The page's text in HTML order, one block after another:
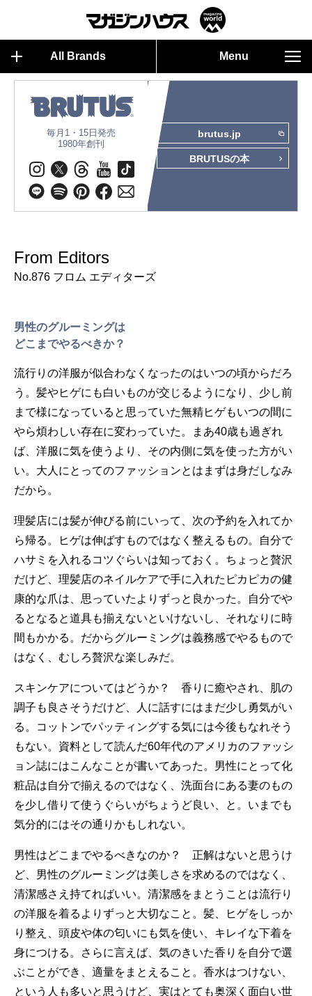
All Brands Menu
毎月1・15日発売
1980年創刊
brutus.jp
BRUTUSの本
From Editors
No.876 フロム エディターズ
男性のグルーミングは
どこまでやるべきか？
流行りの洋服が似合わなくなったのはいつの頃からだろ
う。髪やヒゲにも白いものが交じるようになり、少し前
まで様になっていると思っていた無精ヒゲもいつの間に
やら煩わしい存在に変わっていた。まあ40歳も過ぎれ
ば、洋服に気を使うより、その内側に気を使った方がい
い。大人にとってのファッションとはまずは身だしなみ
だから。
理髪店には髪が伸びる前にいって、次の予約を入れてか
ら帰る。ヒゲは伸ばすものではなく整えるもの。自分で
ハサミを入れるコツぐらいは知っておく。ちょっと贅沢
だけど、理髪店のネイルケアで手に入れたピカピカの健
康的な爪は、思っていたよりずっと良かった。自分でや
るとなると道具も揃えないといけないし、それなりに時
間もかかる。だからグルーミングは義務感でやるもので
はなく、むしろ贅沢な楽しみだ。
スキンケアについてはどうか？ 香りに癒やされ、肌の
調子も良さそうだけど、人に話すにはまだ少し勇気がい
る。コットンでパッティングする気には今後もなれそう
もない。資料として読んだ60年代のアメリカのファッシ
ョン誌にはこんなことが書いてあった。男性にとって化
粧品は自分で揃えるのではなく、洗面台にある妻のもの
を少し借りて使うぐらいがちょうど良い、と。いまでも
気分的にはその通りかもしれない。
男性はどこまでやるべきなのか？ 正解はないと思うけ
ど、男性のグルーミングは美しさを求めるのではなく、
清潔感さえ持てればいい。清潔感をまとうことは流行り
の洋服を着るよりずっと大切なこと。髪、ヒゲをしっか
り整え、頭皮や体の匂いにも気を使い、キレイな下着を
身につける。さらに言えば、気のきいた香りを自分で選
ぶことができ、適量をまとえること。香水はつけない、
という人も多いと思うけど、実はとても奥深く面白い世